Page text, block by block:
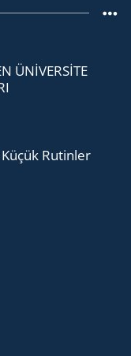
ÜNİVERSİTE
Küçük Ru­tin­ler